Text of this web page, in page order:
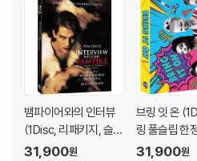
뱀파이어와의 인터뷰
(1Disc, 리패키지, 슬립
케이스 한정판) : 블루
31,900원
브링 잇 온
링 풀슬립 한
루레이
31,900원